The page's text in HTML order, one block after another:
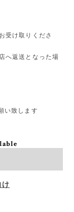
受け取りくださ
へ返送となった場
い致します
け